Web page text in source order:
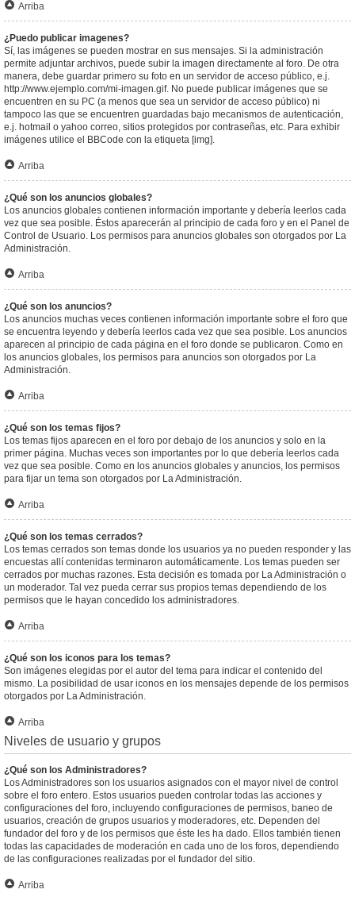
Arriba
¿Puedo publicar imagenes?
Sí, las imágenes se pueden mostrar en sus mensajes. Si la administración
permite adjuntar archivos, puede subir la imagen directamente al foro. De otra
manera, debe guardar primero su foto en un servidor de acceso público, e.j.
http://www.ejemplo.com/mi-imagen.gif. No puede publicar imágenes que se
encuentren en su PC (a menos que sea un servidor de acceso público) ni
tampoco las que se encuentren guardadas bajo mecanismos de autenticación,
e.j. hotmail o yahoo correo, sitios protegidos por contraseñas, etc. Para exhibir
imágenes utilice el BBCode con la etiqueta [img].
Arriba
¿Qué son los anuncios globales?
Los anuncios globales contienen información importante y debería leerlos cada
vez que sea posible. Éstos aparecerán al principio de cada foro y en el Panel de
Control de Usuario. Los permisos para anuncios globales son otorgados por La
Administración.
Arriba
¿Qué son los anuncios?
Los anuncios muchas veces contienen información importante sobre el foro que
se encuentra leyendo y debería leerlos cada vez que sea posible. Los anuncios
aparecen al principio de cada página en el foro donde se publicaron. Como en
los anuncios globales, los permisos para anuncios son otorgados por La
Administración.
Arriba
¿Qué son los temas fijos?
Los temas fijos aparecen en el foro por debajo de los anuncios y solo en la
primer página. Muchas veces son importantes por lo que debería leerlos cada
vez que sea posible. Como en los anuncios globales y anuncios, los permisos
para fijar un tema son otorgados por La Administración.
Arriba
¿Qué son los temas cerrados?
Los temas cerrados son temas donde los usuarios ya no pueden responder y las
encuestas allí contenidas terminaron automáticamente. Los temas pueden ser
cerrados por muchas razones. Esta decisión es tomada por La Administración o
un moderador. Tal vez pueda cerrar sus propios temas dependiendo de los
permisos que le hayan concedido los administradores.
Arriba
¿Qué son los iconos para los temas?
Son imágenes elegidas por el autor del tema para indicar el contenido del
mismo. La posibilidad de usar iconos en los mensajes depende de los permisos
otorgados por La Administración.
Arriba
Niveles de usuario y grupos
¿Qué son los Administradores?
Los Administradores son los usuarios asignados con el mayor nivel de control
sobre el foro entero. Estos usuarios pueden controlar todas las acciones y
configuraciones del foro, incluyendo configuraciones de permisos, baneo de
usuarios, creación de grupos usuarios y moderadores, etc. Dependen del
fundador del foro y de los permisos que éste les ha dado. Ellos también tienen
todas las capacidades de moderación en cada uno de los foros, dependiendo
de las configuraciones realizadas por el fundador del sitio.
Arriba